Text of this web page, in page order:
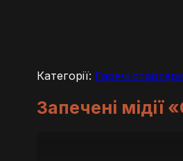
Категорії: Гарячі
Запечені мідії